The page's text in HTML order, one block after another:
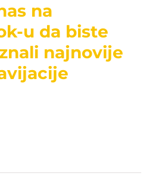
na
u da biste
najnovije